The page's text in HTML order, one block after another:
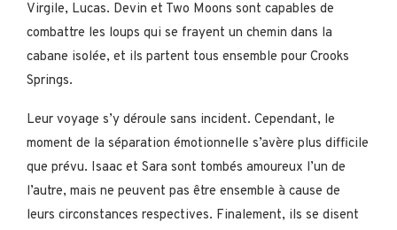
Virgile, Lucas. Devin et Two Moons sont capables de
combattre les loups qui se frayent un chemin dans la
cabane isolée, et ils partent tous ensemble pour Crooks
Springs.
Leur voyage s’y déroule sans incident. Cependant, le
moment de la séparation émotionnelle s’avère plus difficile
que prévu. Isaac et Sara sont tombés amoureux l’un de
l’autre, mais ne peuvent pas être ensemble à cause de
leurs circonstances respectives. Finalement, ils se disent